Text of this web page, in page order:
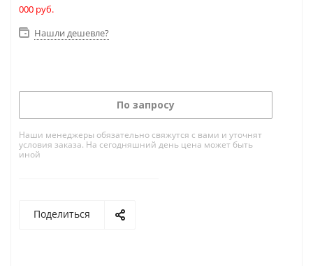
000 руб.
Нашли дешевле?
По запросу
Наши менеджеры обязательно свяжутся с вами и уточнят
условия заказа. На сегодняшний день цена может быть
иной
Поделиться